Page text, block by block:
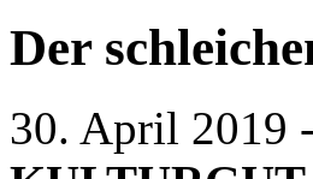
Der
30. April 2019 -